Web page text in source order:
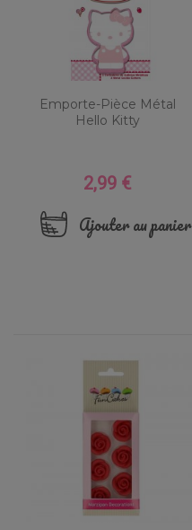
Emporte-Pièce Métal
Hello Kitty
Prix
2,99 €
Ajouter au panier